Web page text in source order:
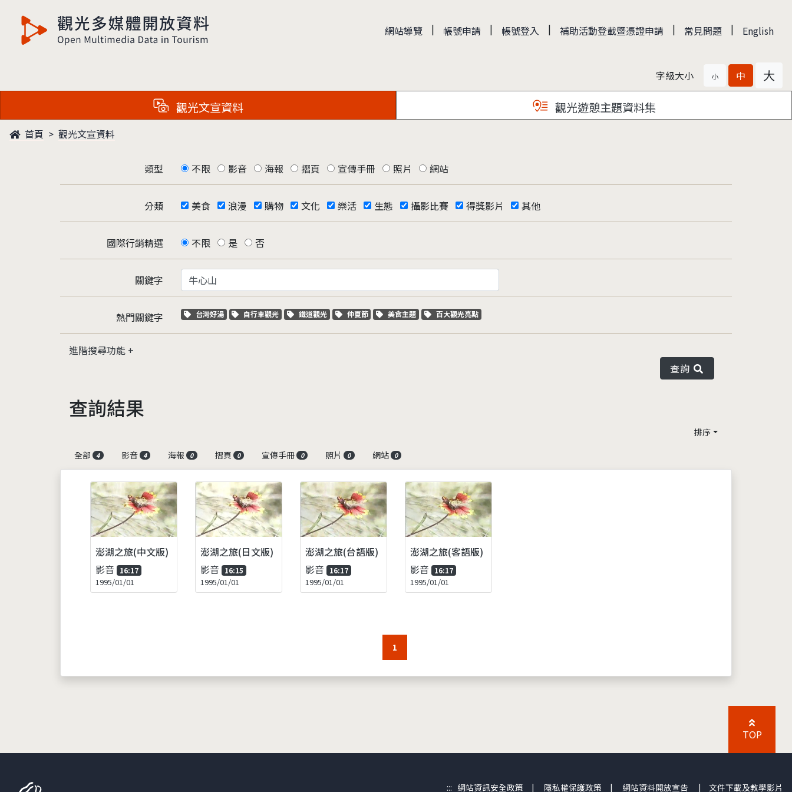
觀光多媒體開放資料 網站導覽 | 帳號申請 | 帳號登入 | 補助活動登載暨憑證申請 | 常見問題 | English
字級大小 小 中 大
觀光文宣資料 觀光遊憩主題資料集
首頁 觀光文宣資料
類型 不限 影音 海報 摺頁 宣傳手冊 照片 網站
分類 美食 浪漫 購物 文化 樂活 生態 攝影比賽 得獎影片 其他
國際行銷精選 不限 是 否
關鍵字
熱門關鍵字 關鍵字標籤
台灣好湯 關鍵字標籤
自行車觀光 關鍵字標籤
鐵道觀光 關鍵字標籤
仲夏節 關鍵字標籤
美食主題 關鍵字標籤
百大觀光亮點
進階搜尋功能
查詢
查詢結果
排序
全部
4 影音 4 海報 0 摺頁 0 宣傳手冊 0 照片 0 網站 0
澎湖之旅(中文版)
影音 16:17
1995/01/01
澎湖之旅(日文版)
影音 16:15
1995/01/01
澎湖之旅(台語版)
影音 16:17
1995/01/01
澎湖之旅(客語版)
影音 16:17
1995/01/01
1
TOP
::: 網站資訊安全政策 | 隱私權保護政策 | 網站資料開放宣告 | 文件下載及教學影片